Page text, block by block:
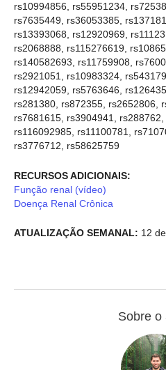
rs10994856, rs55951234,
rs7635449, rs36053385,
rs13393068, rs12920969,
rs2068888, rs115276619,
rs140582693, rs11759908,
rs2921051, rs10983324,
rs12942059, rs5763646,
rs281380, rs872355, rs2652806,
rs7681615, rs3904941,
rs116092985, rs11100781,
rs3776712, rs58625759
RECURSOS ADICIONAIS:
Função renal (vídeo)
Doença Renal Crônica
ATUALIZAÇÃO SEMANAL: 12
Sobre o